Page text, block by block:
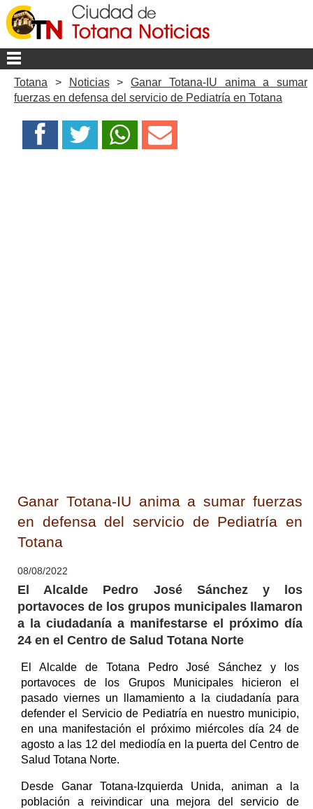
Totana > Noticias> Ganar Totana-IU anima a sumar
fuerzas en defensa del servicio de Pediatría en Totana
Ganar Totana-IU anima a sumar fuerzas
en defensa del servicio de Pediatría en
Totana
08/08/2022
El Alcalde Pedro José Sánchez y los
portavoces de los grupos municipales llamaron
a la ciudadanía a manifestarse el próximo día
24 en el Centro de Salud Totana Norte
El Alcalde de Totana Pedro José Sánchez y los
portavoces de los Grupos Municipales hicieron el
pasado viernes un llamamiento a la ciudadanía para
defender el Servicio de Pediatría en nuestro municipio,
en una manifestación el próximo miércoles día 24 de
agosto a las 12 del mediodía en la puerta del Centro de
Salud Totana Norte.
Desde Ganar Totana-Izquierda Unida, animan a la
población a reivindicar una mejora del servicio de